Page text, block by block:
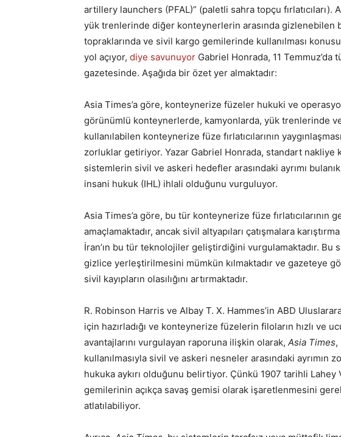
artillery launchers (PFAL)” (paletli sahra topçu fırlatıcıları).
yük trenlerinde diğer konteynerlerin arasında
topraklarında ve sivil kargo gemilerinde kullanılması
yol açıyor, diye savunuyor Gabriel Honrada, 11 Temmuz’da
gazetesinde. Aşağıda bir özet yer almaktadır:
Asia Times’a göre, konteynerize füzeler hukuki ve
görünümlü konteynerlerde, kamyonlarda, yük trenlerinde
kullanılabilen konteynerize füze fırlatıcılarının
zorluklar getiriyor. Yazar Gabriel Honrada, standart
sistemlerin sivil ve askeri hedefler arasındaki ayrımı
insani hukuk (IHL) ihlali olduğunu vurguluyor.
Asia Times’a göre, bu tür konteynerize füze fırlatıcılarının
amaçlamaktadır, ancak sivil altyapıları çatışmalara
İran’ın bu tür teknolojiler geliştirdiğini vurgulamaktadır.
gizlice yerleştirilmesini mümkün kılmaktadır ve gazeteye
sivil kayıpların olasılığını artırmaktadır.
R. Robinson Harris ve Albay T. X. Hammes’in ABD
için hazırladığı ve konteynerize füzelerin filoların hızlı ve
avantajlarını vurgulayan raporuna ilişkin olarak, Asia Times,
kullanılmasıyla sivil ve askeri nesneler arasındaki ayrımın
hukuka aykırı olduğunu belirtiyor. Çünkü 1907 tarihli
gemilerinin açıkça savaş gemisi olarak işaretlenmesini
atlatılabiliyor.